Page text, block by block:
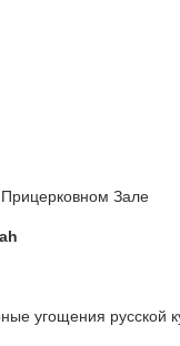
Прицерковном Зале
угощения русской